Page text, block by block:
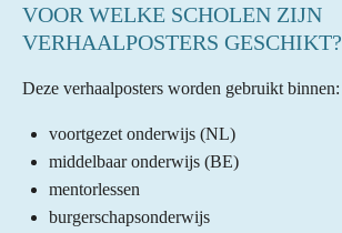
VOOR WELKE SCHOLEN ZIJN
VERHAALPOSTERS GESCHIKT?
Deze verhaalposters worden gebruikt binnen:
voortgezet onderwijs (NL)
middelbaar onderwijs (BE)
mentorlessen
burgerschapsonderwijs